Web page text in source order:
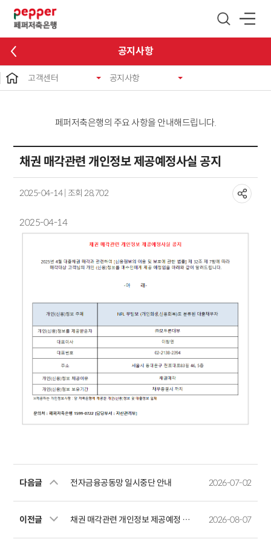
공지사항
고객센터 공지사항
페퍼저축은행의 주요 사항을 안내해드립니다.
채권 매각관련 개인정보 제공예정사실 공지
2025-04-14 | 조회 28,702
2025-04-14
다음글 전자금융공동망 일시중단 안내 2026-07-02
이전글 채권 매각관련 개인정보 제공예정 사실 공지 2026-08-07